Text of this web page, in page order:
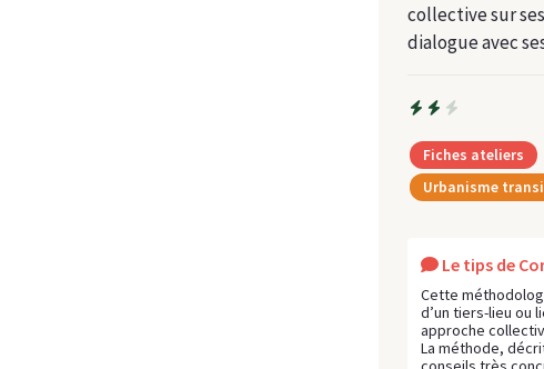
collective sur
dialogue avec
Fiches ateliers
Urbanisme
Le tips de
Cette
d’un tiers-lieu ou
approche
La méthode,